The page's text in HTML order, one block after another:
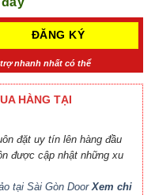
nhanh nhất có thể
HÀNG TẠI
đặt uy tín lên hàng đầu
được cập nhật những xu
tại Sài Gòn DoorXem chi